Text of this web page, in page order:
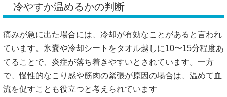
冷やすか温めるかの判断
痛みが急に出た場合には、冷却が有効なことがあると言われ
ています。氷嚢や冷却シートをタオル越しに10〜15分程度あ
てることで、炎症が落ち着きやすいとされています。一方
で、慢性的なこり感や筋肉の緊張が原因の場合は、温めて血
流を促すことも役立つと考えられています